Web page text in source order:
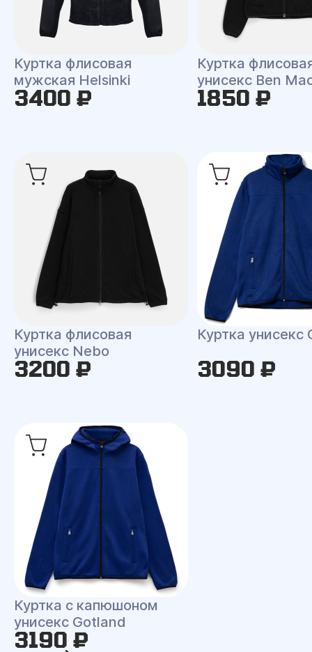
Куртка флисовая
мужская Helsinki
3400 ₽
Куртка
унисекс Ben
1850 ₽
Куртка флисовая
унисекс Nebo
3200 ₽
Куртка унисекс
3090 ₽
Куртка с капюшоном
унисекс Gotland
3190 ₽